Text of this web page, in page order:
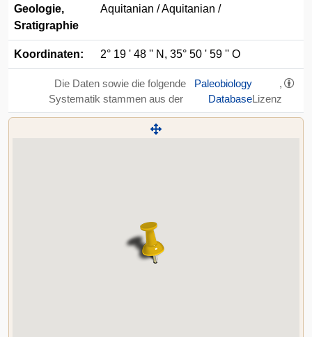
Geologie,
Sratigraphie
Aquitanian / Aquitanian /
Koordinaten: 2° 19 ' 48 '' N, 35° 50 ' 59 '' O
Die Daten sowie die folgende
Systematik stammen aus der
Paleobiology
Database
,
Lizenz